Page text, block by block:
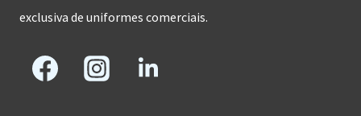
exclusiva de uniformes comerciais.